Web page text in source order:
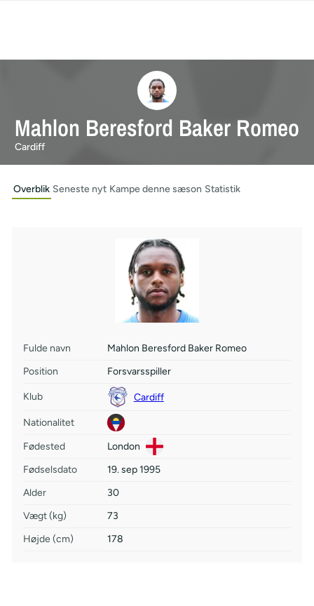
Mahlon Beresford Baker Romeo
Cardiff
Overblik Seneste nyt Kampe denne sæson Statistik
Fulde navn
Mahlon Beresford Baker Romeo
Position
Forsvarsspiller
Klub Cardiff
Nationalitet
Fødested
London
Fødselsdato
19. sep 1995
Alder
30
Vægt (kg)
73
Højde (cm)
178